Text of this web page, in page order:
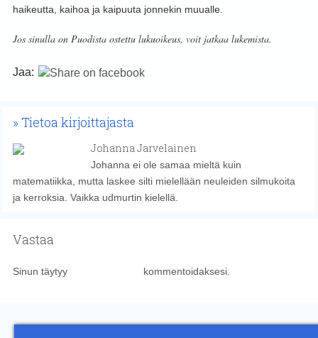
haikeutta, kaihoa ja kaipuuta jonnekin muualle.
Jos sinulla on Puodista ostettu lukuoikeus, voit jatkaa lukemista.
Jaa:
Tietoa kirjoittajasta
Johanna Jarvelainen
Johanna ei ole samaa mieltä kuin
matematiikka, mutta laskee silti mielellään neuleiden silmukoita
ja kerroksia. Vaikka udmurtin kielellä.
Vastaa
Sinun täytyy kommentoidaksesi.